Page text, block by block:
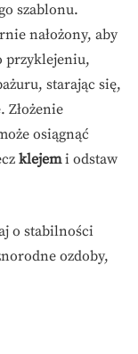
szablonu.
nałożony, aby
przyklejeniu,
starając się,
Złożenie
osiągnąć
klejemi odstaw
o stabilności
ozdoby,